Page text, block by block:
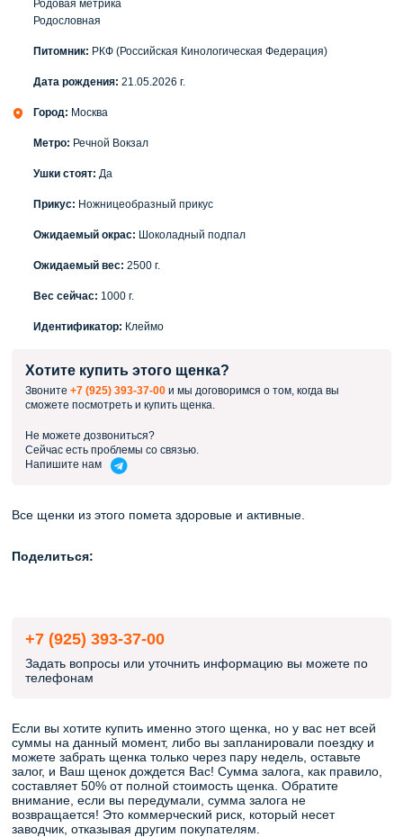
Родовая метрика
Родословная
Питомник: РКФ (Российская Кинологическая Федерация)
Дата рождения: 21.05.2026 г.
Город: Москва
Метро: Речной Вокзал
Ушки стоят: Да
Прикус: Ножницеобразный прикус
Ожидаемый окрас: Шоколадный подпал
Ожидаемый вес: 2500 г.
Вес сейчас: 1000 г.
Идентификатор: Клеймо
Хотите купить этого щенка?
Звоните+7 (925) 393-37-00 и мы договоримся о том, когда вы
сможете посмотреть и купить щенка.
Не можете дозвониться?
Сейчас есть проблемы со связью.
Напишитенам
Все щенки из этого помета здоровые и активные.
Поделиться:
+7 (925) 393-37-00
Задать вопросы или уточнить информацию вы можете по
телефонам
Если вы хотите купить именно этого щенка, но у вас нет всей
суммы на данный момент, либо вы запланировали поездку и
можете забрать щенка только через пару недель, оставьте
залог, и Ваш щенок дождется Вас! Сумма залога, как правило,
составляет 50% от полной стоимость щенка. Обратите
внимание, если вы передумали, сумма залога не
возвращается! Это коммерческий риск, который несет
заводчик, отказывая другим покупателям.